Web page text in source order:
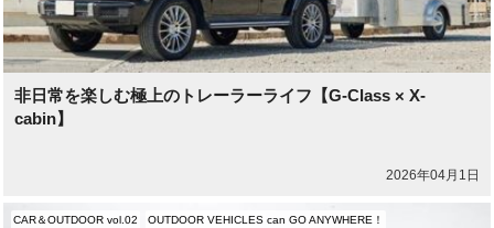
非日常を楽しむ極上のトレーラーライフ【G-Class × X-
cabin】
2026年04月1日
CAR＆OUTDOOR vol.02 OUTDOOR VEHICLES can GO ANYWHERE！